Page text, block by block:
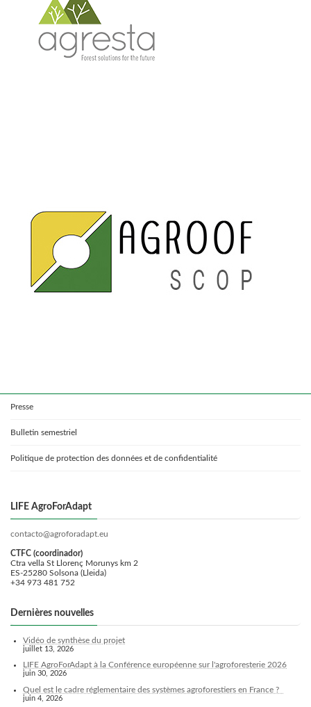
Presse
Bulletin semestriel
Politique de protection des données et de confidentialité
LIFE AgroForAdapt
contacto@agroforadapt.eu
CTFC (coordinador)
Ctra vella St Llorenç Morunys km 2
ES-25280 Solsona (Lleida)
+34 973 481 752
Dernières nouvelles
Vidéo de synthèse du projet
juillet 13, 2026
LIFE AgroForAdapt à la Conférence européenne sur l'agroforesterie 2026
juin 30, 2026
Quel est le cadre réglementaire des systèmes agroforestiers en France ?
juin 4, 2026